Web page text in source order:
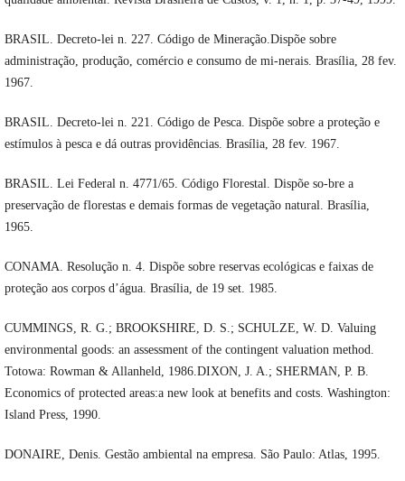
BRASIL. Decreto-lei n. 227. Código de Mineração.Dispõe sobre
administração, produção, comércio e consumo de mi-nerais. Brasília, 28 fev.
1967.
BRASIL. Decreto-lei n. 221. Código de Pesca. Dispõe sobre a proteção e
estímulos à pesca e dá outras providências. Brasília, 28 fev. 1967.
BRASIL. Lei Federal n. 4771/65. Código Florestal. Dispõe so-bre a
preservação de florestas e demais formas de vegetação natural. Brasília,
1965.
CONAMA. Resolução n. 4. Dispõe sobre reservas ecológicas e faixas de
proteção aos corpos d’água. Brasília, de 19 set. 1985.
CUMMINGS, R. G.; BROOKSHIRE, D. S.; SCHULZE, W. D. Valuing
environmental goods: an assessment of the contingent valuation method.
Totowa: Rowman & Allanheld, 1986.DIXON, J. A.; SHERMAN, P. B.
Economics of protected areas:a new look at benefits and costs. Washington:
Island Press, 1990.
DONAIRE, Denis. Gestão ambiental na empresa. São Paulo: Atlas, 1995.